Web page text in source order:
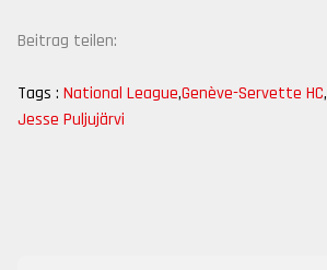
Beitrag teilen:
Tags : National League,Genève-Servette HC,
Jesse Puljujärvi